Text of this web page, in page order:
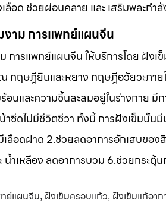
ลือด ช่วยผ่อนคลาย และ เสริมพละ
งาม การแพทย์แผนจีน
การแพทย์แผนจีน ให้บริการโดย ฝั
ทฤษฎียินและหยาง ทฤษฎีอวัยวะภา
อนและความชื้นสะสมอยู่ในร่างกาย
ซีดไม่มีชีวิตชีวา ทั้งนี้ การฝังเข็มนั้น
ลือดฝาด 2.ช่วยลดอาการอักเสบขอ
น้ำเหลือง ลดอาการบวม 6.ช่วยกระ
ย์แผนจีน, ฝังเข็มครอบแก้ว, ฝังเข็มแก้อาก